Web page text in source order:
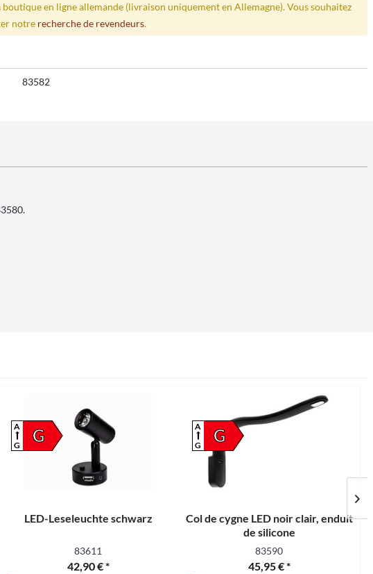
boutique en ligne allemande (livraison uniquement en Allemagne). Vous souhaitez
notre recherche de revendeurs.
83582
G
A
G
LED-Leseleuchte schwarz
83611
42,90 € *
G
A
G
Col de cygne LED noir clair, enduit
de silicone
83590
45,95 € *